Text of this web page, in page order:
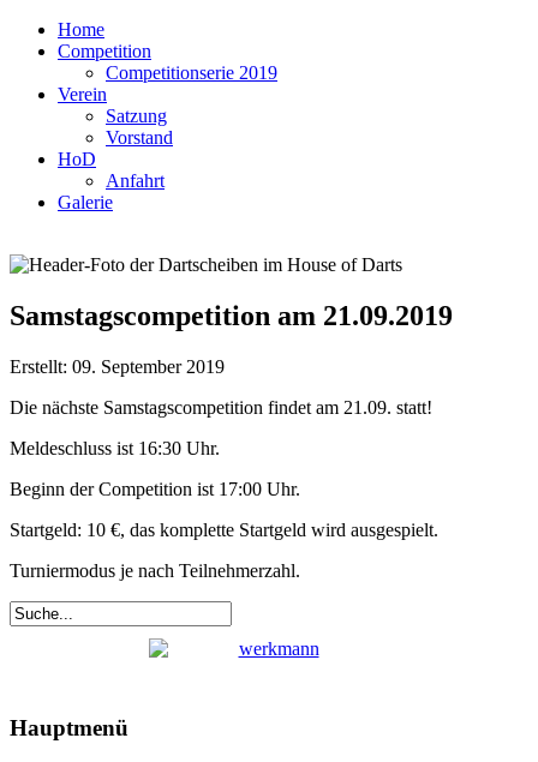
Home
Competition
Competitionserie 2019
Verein
Satzung
Vorstand
HoD
Anfahrt
Galerie
Samstagscompetition am 21.09.2019
Erstellt: 09. September 2019
Die nächste Samstagscompetition findet am 21.09. statt!
Meldeschluss ist 16:30 Uhr.
Beginn der Competition ist 17:00 Uhr.
Startgeld: 10 €, das komplette Startgeld wird ausgespielt.
Turniermodus je nach Teilnehmerzahl.
Hauptmenü